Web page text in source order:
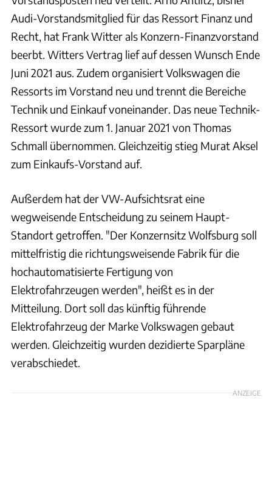
Audi-Vorstandsmitglied für das Ressort Finanz und
Recht, hat Frank Witter als Konzern-Finanzvorstand
beerbt. Witters Vertrag lief auf dessen Wunsch Ende
Juni 2021 aus. Zudem organisiert Volkswagen die
Ressorts im Vorstand neu und trennt die Bereiche
Technik und Einkauf voneinander. Das neue Technik-
Ressort wurde zum 1. Januar 2021 von Thomas
Schmall übernommen. Gleichzeitig stieg Murat Aksel
zum Einkaufs-Vorstand auf.
Außerdem hat der VW-Aufsichtsrat eine
wegweisende Entscheidung zu seinem Haupt-
Standort getroffen. "Der Konzernsitz Wolfsburg soll
mittelfristig die richtungsweisende Fabrik für die
hochautomatisierte Fertigung von
Elektrofahrzeugen werden", heißt es in der
Mitteilung. Dort soll das künftig führende
Elektrofahrzeug der Marke Volkswagen gebaut
werden. Gleichzeitig wurden dezidierte Sparpläne
verabschiedet.
ANZEIGE